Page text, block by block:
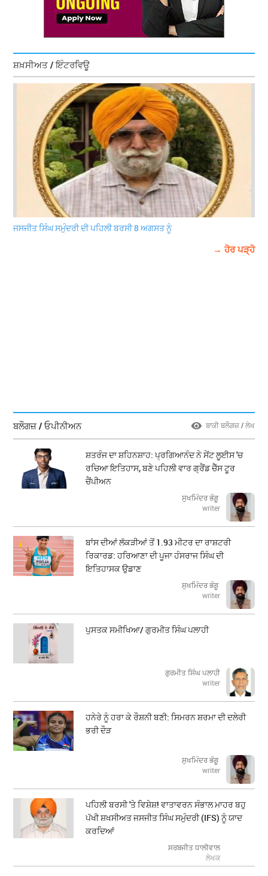
ਸ਼ਖ਼ਸੀਅਤ / ਇੰਟਰਵਿਊ
ਜਸਜੀਤ ਸਿੰਘ ਸਮੁੰਦਰੀ ਦੀ ਪਹਿਲੀ ਬਰਸੀ 8 ਅਗਸਤ ਨੂੰ
→ ਹੋਰ ਪੜ੍ਹੋ
ਬਲੌਗਜ਼ / ਓਪੀਨੀਅਨ ਬਾਕੀ ਬਲੌਗਜ਼ / ਲੇਖ
ਸ਼ਤਰੰਜ ਦਾ ਸ਼ਹਿਨਸ਼ਾਹ: ਪ੍ਰਗਿਆਨੰਦ ਨੇ ਸੇਂਟ ਲੂਈਸ 'ਚ
ਰਚਿਆ ਇਤਿਹਾਸ, ਬਣੇ ਪਹਿਲੀ ਵਾਰ ਗ੍ਰੈਂਡ ਚੈੱਸ ਟੂਰ
ਚੈਂਪੀਅਨ
ਸੁਖਮਿੰਦਰ ਭੰਗੂ
writer
ਬਾਂਸ ਦੀਆਂ ਲੱਕੜੀਆਂ ਤੋਂ 1.93 ਮੀਟਰ ਦਾ ਰਾਸ਼ਟਰੀ
ਰਿਕਾਰਡ: ਹਰਿਆਣਾ ਦੀ ਪੂਜਾ ਹੰਸਰਾਜ ਸਿੰਘ ਦੀ
ਇਤਿਹਾਸਕ ਉਡਾਣ
ਸੁਖਮਿੰਦਰ ਭੰਗੂ
writer
ਪੁਸਤਕ ਸਮੀਖਿਆ/ ਗੁਰਮੀਤ ਸਿੰਘ ਪਲਾਹੀ
ਗੁਰਮੀਤ ਸਿੰਘ ਪਲਾਹੀ
writer
ਹਨੇਰੇ ਨੂੰ ਹਰਾ ਕੇ ਰੌਸ਼ਨੀ ਬਣੀ: ਸਿਮਰਨ ਸ਼ਰਮਾ ਦੀ ਦਲੇਰੀ
ਭਰੀ ਦੌੜ
ਸੁਖਮਿੰਦਰ ਭੰਗੂ
writer
ਪਹਿਲੀ ਬਰਸੀ 'ਤੇ ਵਿਸ਼ੇਸ਼! ਵਾਤਾਵਰਨ ਸੰਭਾਲ ਮਾਹਰ ਬਹੁ
ਪੱਖੀ ਸ਼ਖਸੀਅਤ ਜਸਜੀਤ ਸਿੰਘ ਸਮੁੰਦਰੀ (IFS) ਨੂੰ ਯਾਦ
ਕਰਦਿਆਂ
ਸਰਬਜੀਤ ਧਾਲੀਵਾਲ
ਲੇਖਕ